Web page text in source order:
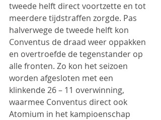
tweede helft direct voortzette en tot
meerdere tijdstraffen zorgde. Pas
halverwege de tweede helft kon
Conventus de draad weer oppakken
en overtroefde de tegenstander op
alle fronten. Zo kon het seizoen
worden afgesloten met een
klinkende 26 – 11 overwinning,
waarmee Conventus direct ook
Atomium in het kampioenschap